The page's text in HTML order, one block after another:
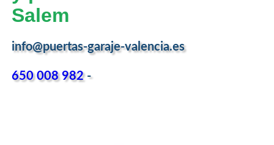
Salem
info@puertas-garaje-valencia.es
650 008 982-